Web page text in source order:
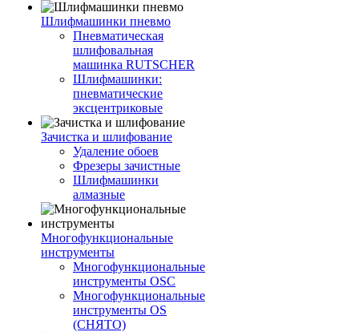
Шлифмашинки пневмо
Пневматическая
шлифовальная
машинка RUTSCHER
Шлифмашинки:
пневматические
эксцентриковые
Зачистка и шлифование
Удаление обоев
Фрезеры зачистные
Шлифмашинки
алмазные
Многофункциональные
инструменты
Многофункциональные
инструменты OSC
Многофункциональные
инструменты OS
(СНЯТО)